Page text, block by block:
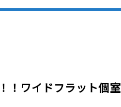
！ワイドフラット個室